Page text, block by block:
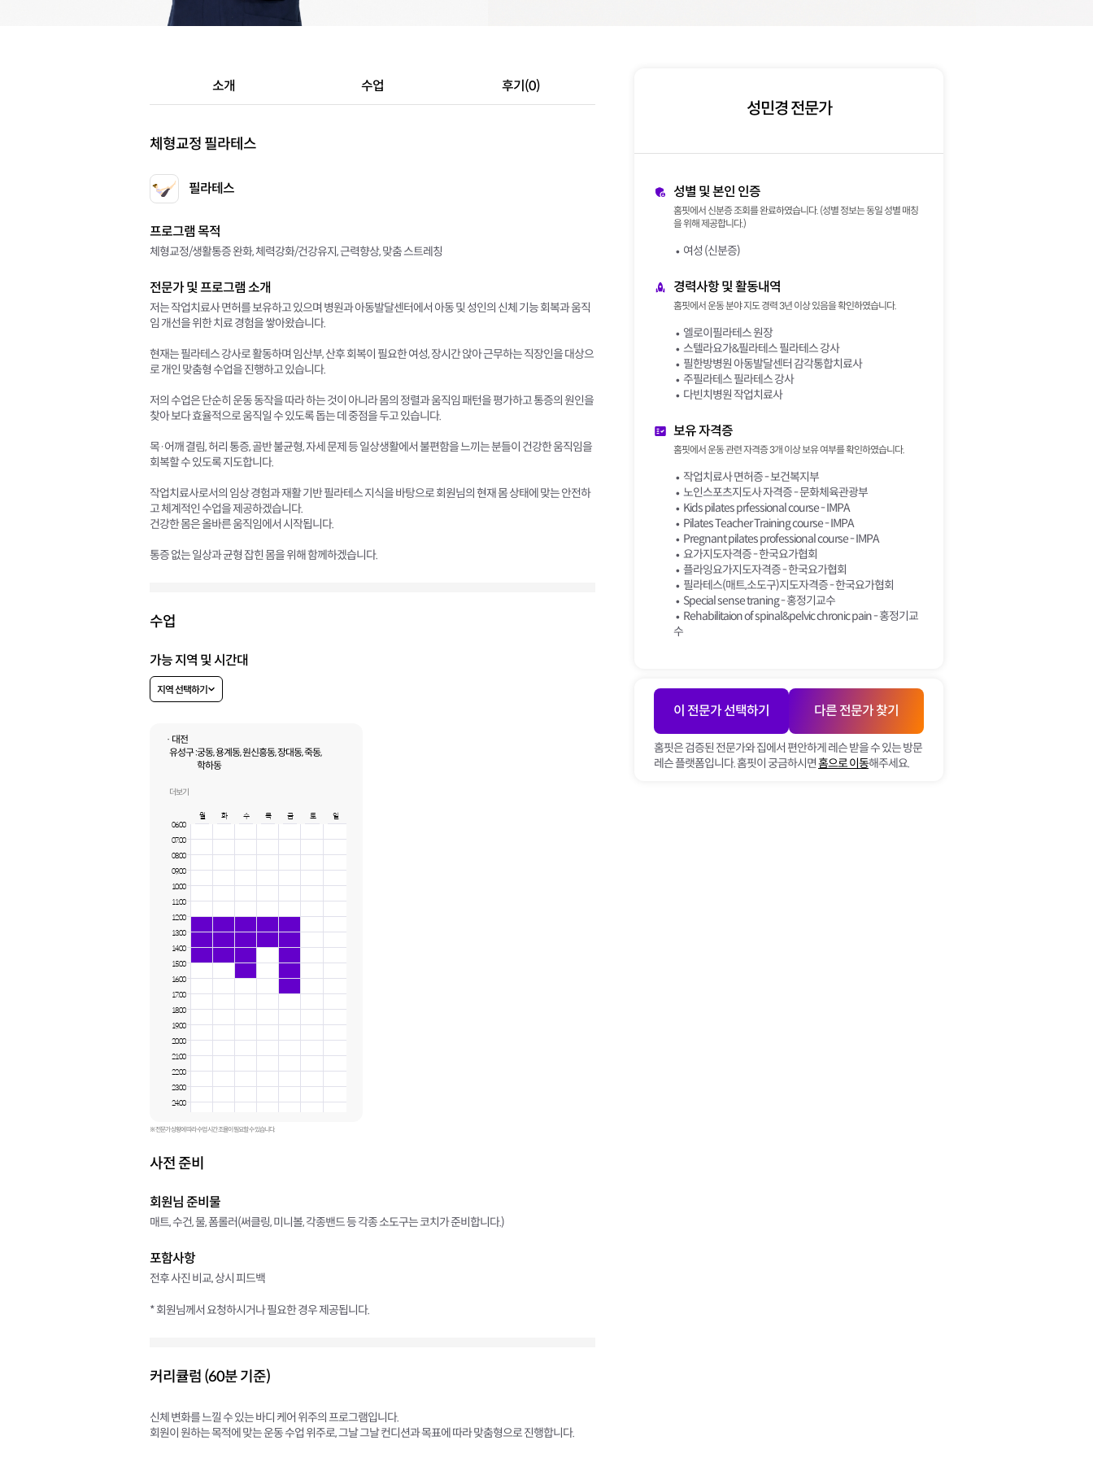
소개 수업 후기(0)
체형교정 필라테스
필라테스
프로그램 목적
체형교정/생활통증 완화, 체력강화/건강유지, 근력향상, 맞춤 스트레칭
전문가 및 프로그램 소개
저는 작업치료사 면허를 보유하고 있으며 병원과 아동발달센터에서 아동 및 성인의 신체 기능 회복과 움직
임 개선을 위한 치료 경험을 쌓아왔습니다.
현재는 필라테스 강사로 활동하며 임산부, 산후 회복이 필요한 여성, 장시간 앉아 근무하는 직장인을 대상으
로 개인 맞춤형 수업을 진행하고 있습니다.
저의 수업은 단순히 운동 동작을 따라 하는 것이 아니라 몸의 정렬과 움직임 패턴을 평가하고 통증의 원인을
찾아 보다 효율적으로 움직일 수 있도록 돕는 데 중점을 두고 있습니다.
목·어깨 결림, 허리 통증, 골반 불균형, 자세 문제 등 일상생활에서 불편함을 느끼는 분들이 건강한 움직임을
회복할 수 있도록 지도합니다.
작업치료사로서의 임상 경험과 재활 기반 필라테스 지식을 바탕으로 회원님의 현재 몸 상태에 맞는 안전하
고 체계적인 수업을 제공하겠습니다.
건강한 몸은 올바른 움직임에서 시작됩니다.
통증 없는 일상과 균형 잡힌 몸을 위해 함께하겠습니다.
수업
가능 지역 및 시간대
지역 선택하기
· 대전
유성구 :궁동, 용계동, 원신흥동, 장대동, 죽동,
학하동
더보기
월 화 수 목 금 토
일
06:00
07:00
08:00
09:00
10:00
11:00
12:00
13:00
14:00
15:00
16:00
17:00
18:00
19:00
20:00
21:00
22:00
23:00
24:00
※ 전문가 상황에 따라 수업 시간 조율이 필요할 수 있습니다.
사전 준비
회원님 준비물
매트, 수건, 물, 폼롤러(써클링, 미니볼, 각종밴드 등 각종 소도구는 코치가 준비합니다.)
포함사항
전후 사진 비교, 상시 피드백
* 회원님께서 요청하시거나 필요한 경우 제공됩니다.
커리큘럼 (60분 기준)
신체 변화를 느낄 수 있는 바디 케어 위주의 프로그램입니다.
회원이 원하는 목적에 맞는 운동 수업 위주로, 그날 그날 컨디션과 목표에 따라 맞춤형으로 진행합니다.
성민경 전문가
성별 및 본인 인증
홈핏에서 신분증 조회를 완료하였습니다. (성별 정보는 동일 성별 매칭
을 위해 제공합니다.)
여성 (신분증)
경력사항 및 활동내역
홈핏에서 운동 분야 지도 경력 3년 이상 있음을 확인하였습니다.
엘로이필라테스 원장
스텔라요가&필라테스 필라테스 강사
필한방병원 아동발달센터 감각통합치료사
주필라테스 필라테스 강사
다빈치병원 작업치료사
보유 자격증
홈핏에서 운동 관련 자격증 3개 이상 보유 여부를 확인하였습니다.
작업치료사 면허증 - 보건복지부
노인스포츠지도사 자격증 - 문화체육관광부
Kids pilates prfessional course - IMPA
Pilates Teacher Training course - IMPA
Pregnant pilates professional course - IMPA
요가지도자격증 - 한국요가협회
플라잉요가지도자격증 - 한국요가협회
필라테스(매트,소도구)지도자격증 - 한국요가협회
Special sense traning - 홍정기교수
Rehabilitaion of spinal&pelvic chronic pain - 홍정기교
수
이 전문가 선택하기 다른 전문가 찾기
홈핏은 검증된 전문가와 집에서 편안하게 레슨 받을 수 있는 방문
레슨 플랫폼입니다. 홈핏이 궁금하시면홈으로 이동해주세요.